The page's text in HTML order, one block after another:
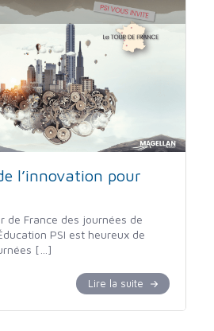
l’innovation pour
de France des journées de
PSI est heureux de
[…]
Lire la suite